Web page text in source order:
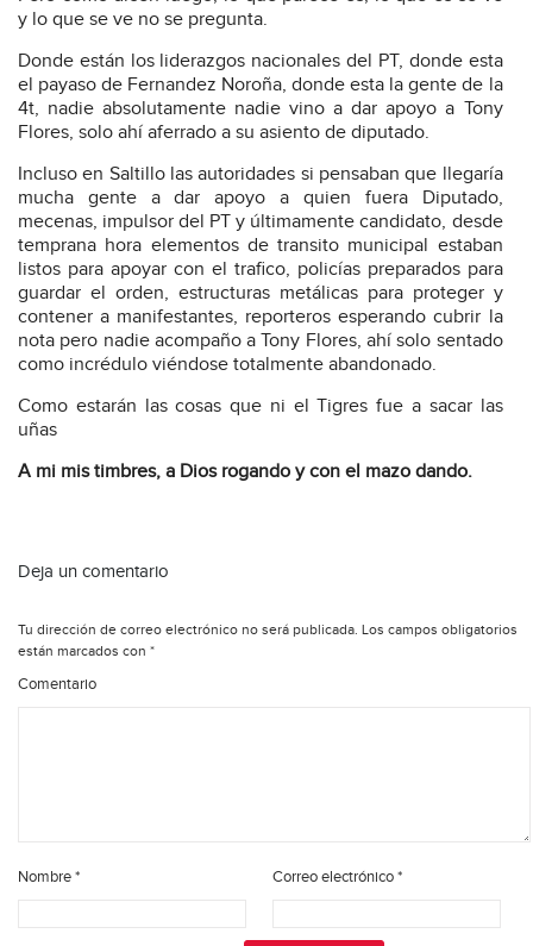
y lo que se ve no se pregunta.
Donde están los liderazgos nacionales del PT, donde esta
el payaso de Fernandez Noroña, donde esta la gente de la
4t, nadie absolutamente nadie vino a dar apoyo a Tony
Flores, solo ahí aferrado a su asiento de diputado.
Incluso en Saltillo las autoridades si pensaban que llegaría
mucha gente a dar apoyo a quien fuera Diputado,
mecenas, impulsor del PT y últimamente candidato, desde
temprana hora elementos de transito municipal estaban
listos para apoyar con el trafico, policías preparados para
guardar el orden, estructuras metálicas para proteger y
contener a manifestantes, reporteros esperando cubrir la
nota pero nadie acompaño a Tony Flores, ahí solo sentado
como incrédulo viéndose totalmente abandonado.
Como estarán las cosas que ni el Tigres fue a sacar las
uñas
A mi mis timbres, a Dios rogando y con el mazo dando.
Deja un comentario
Tu dirección de correo electrónico no será publicada. Los campos obligatorios
están marcados con *
Comentario
Nombre* Correo electrónico*